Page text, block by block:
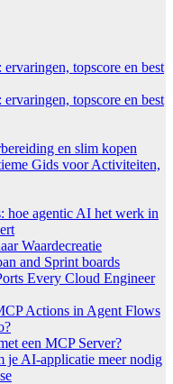
topscore en best
topscore en best
en slim kopen
Gids voor Activiteiten,
hoe agentic AI het werk in
Waardecreatie
and Sprint boards
Every Cloud Engineer
Actions in Agent Flows
een MCP Server?
je AI-applicatie meer nodig